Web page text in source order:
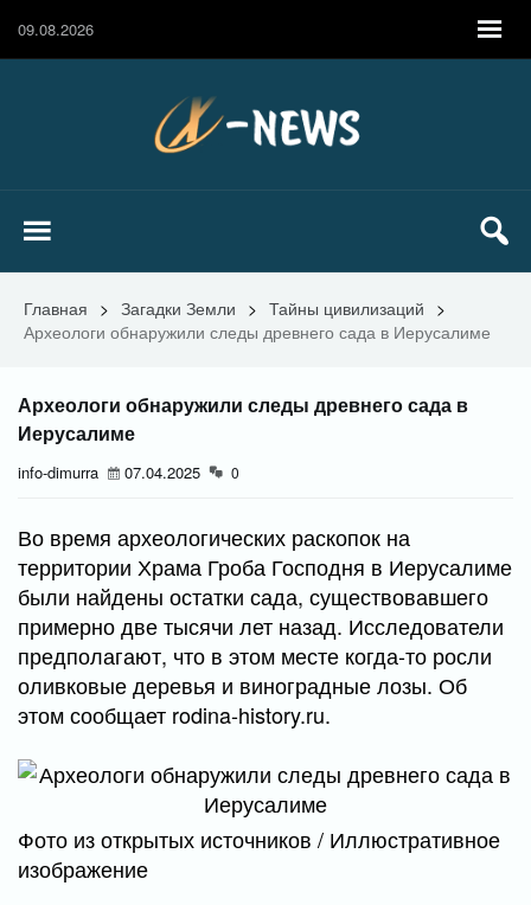
09.08.2026
Главная > Загадки Земли > Тайны цивилизаций >
Археологи обнаружили следы древнего сада в Иерусалиме
Археологи обнаружили следы древнего сада в
Иерусалиме
info-dimurra 07.04.2025 0
Во время археологических раскопок на
территории Храма Гроба Господня в Иерусалиме
были найдены остатки сада, существовавшего
примерно две тысячи лет назад. Исследователи
предполагают, что в этом месте когда-то росли
оливковые деревья и виноградные лозы. Об
этом сообщает rodina-history.ru.
Фото из открытых источников / Иллюстративное
изображение